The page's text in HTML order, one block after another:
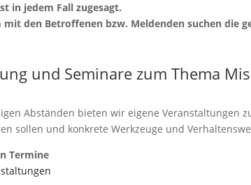
in jedem Fall zugesagt.
mit den Betroffenen bzw. Meldenden suchen die
und Seminare zum Thema
Abständen bieten wir eigene Veranstaltungen
sollen und konkrete Werkzeuge und
Termine